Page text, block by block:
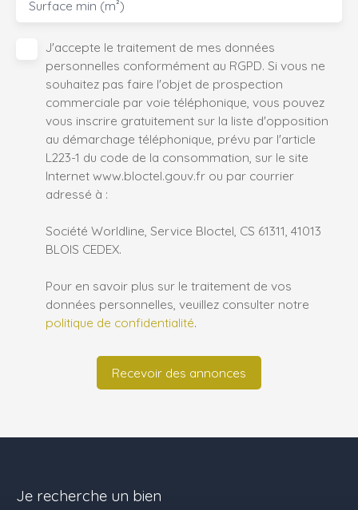
Surface min (m²)
J'accepte le traitement de mes données
personnelles conformément au RGPD. Si vous ne
souhaitez pas faire l'objet de prospection
commerciale par voie téléphonique, vous pouvez
vous inscrire gratuitement sur la liste d'opposition
au démarchage téléphonique, prévu par l'article
L223-1 du code de la consommation, sur le site
Internet www.bloctel.gouv.fr ou par courrier
adressé à :
Société Worldline, Service Bloctel, CS 61311, 41013
BLOIS CEDEX.
Pour en savoir plus sur le traitement de vos
données personnelles, veuillez consulter notre
politique de confidentialité.
Recevoir des annonces
Je recherche un bien